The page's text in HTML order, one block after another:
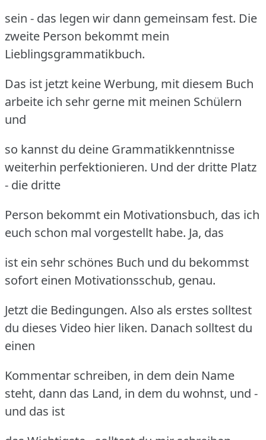
sein - das legen wir dann gemeinsam fest. Die
zweite Person bekommt mein
Lieblingsgrammatikbuch.
Das ist jetzt keine Werbung, mit diesem Buch
arbeite ich sehr gerne mit meinen Schülern
und
so kannst du deine Grammatikkenntnisse
weiterhin perfektionieren. Und der dritte Platz
- die dritte
Person bekommt ein Motivationsbuch, das ich
euch schon mal vorgestellt habe. Ja, das
ist ein sehr schönes Buch und du bekommst
sofort einen Motivationsschub, genau.
Jetzt die Bedingungen. Also als erstes solltest
du dieses Video hier liken. Danach solltest du
einen
Kommentar schreiben, in dem dein Name
steht, dann das Land, in dem du wohnst, und -
und das ist